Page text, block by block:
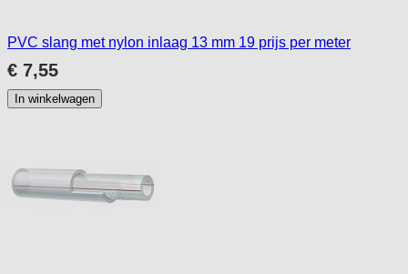
PVC slang met nylon inlaag 13 mm 19 prijs per meter
€ 7,55
In winkelwagen